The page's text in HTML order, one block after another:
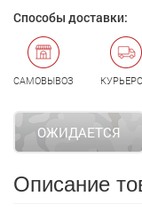
Способы доставки:
САМОВЫВОЗ
ОЖИДАЕТСЯ
Описание